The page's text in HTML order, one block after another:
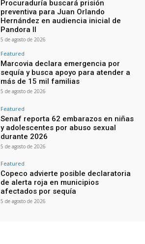
Procuraduría buscará prisión
preventiva para Juan Orlando
Hernández en audiencia inicial de
Pandora II
5 de agosto de 2026
Featured
Marcovia declara emergencia por
sequía y busca apoyo para atender a
más de 15 mil familias
5 de agosto de 2026
Featured
Senaf reporta 62 embarazos en niñas
y adolescentes por abuso sexual
durante 2026
5 de agosto de 2026
Featured
Copeco advierte posible declaratoria
de alerta roja en municipios
afectados por sequía
5 de agosto de 2026